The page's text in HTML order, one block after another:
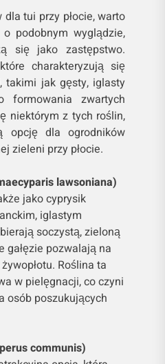
tui przy płocie, warto
podobnym wyglądzie,
się jako zastępstwo.
charakteryzują się
takimi jak gęsty, iglasty
zwartych
niektórym z tych roślin,
opcję dla ogrodników
zieleni przy płocie.
lawsoniana)
jako cyprysik
iglastym
soczystą, zieloną
gałęzie pozwalają na
Roślina ta
w pielęgnacji, co czyni
osób poszukujących
communis)